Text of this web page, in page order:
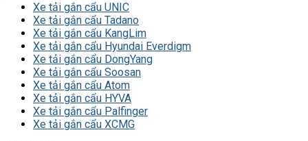
Xe tải gắn cẩu UNIC
Xe tải gắn cẩu Tadano
Xe tải gắn cẩu KangLim
Xe tải gắn cẩu Hyundai Everdigm
Xe tải gắn cẩu DongYang
Xe tải gắn cẩu Soosan
Xe tải gắn cẩu Atom
Xe tải gắn cẩu HYVA
Xe tải gắn cẩu Palfinger
Xe tải gắn cẩu XCMG